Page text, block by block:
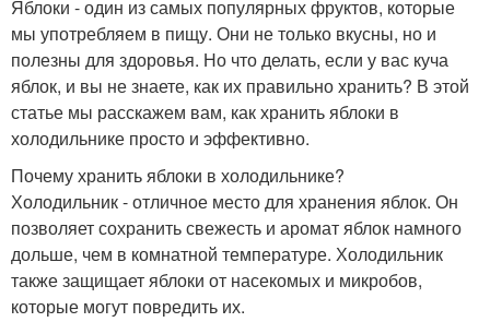
Яблоки - один из самых популярных фруктов, которые
мы употребляем в пищу. Они не только вкусны, но и
полезны для здоровья. Но что делать, если у вас куча
яблок, и вы не знаете, как их правильно хранить? В этой
статье мы расскажем вам, как хранить яблоки в
холодильнике просто и эффективно.
Почему хранить яблоки в холодильнике?
Холодильник - отличное место для хранения яблок. Он
позволяет сохранить свежесть и аромат яблок намного
дольше, чем в комнатной температуре. Холодильник
также защищает яблоки от насекомых и микробов,
которые могут повредить их.